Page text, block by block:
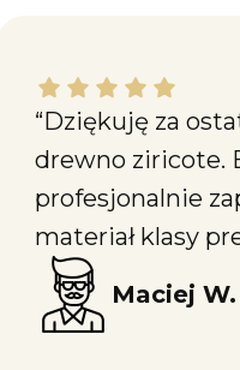
Maciej W. dał ocenę: 5
“Dziękuję za
drewno ziricote.
profesjonalnie
materiał klasy
Maciej W.